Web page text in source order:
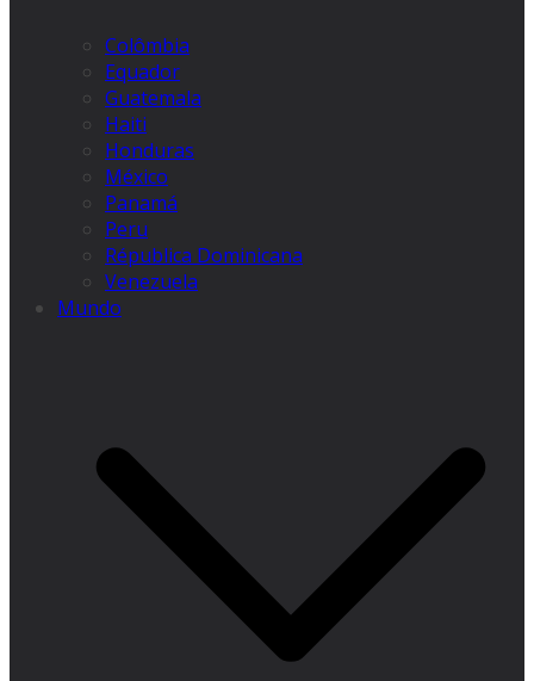
Colômbia
Equador
Guatemala
Haiti
Honduras
México
Panamá
Peru
Républica Dominicana
Venezuela
Mundo